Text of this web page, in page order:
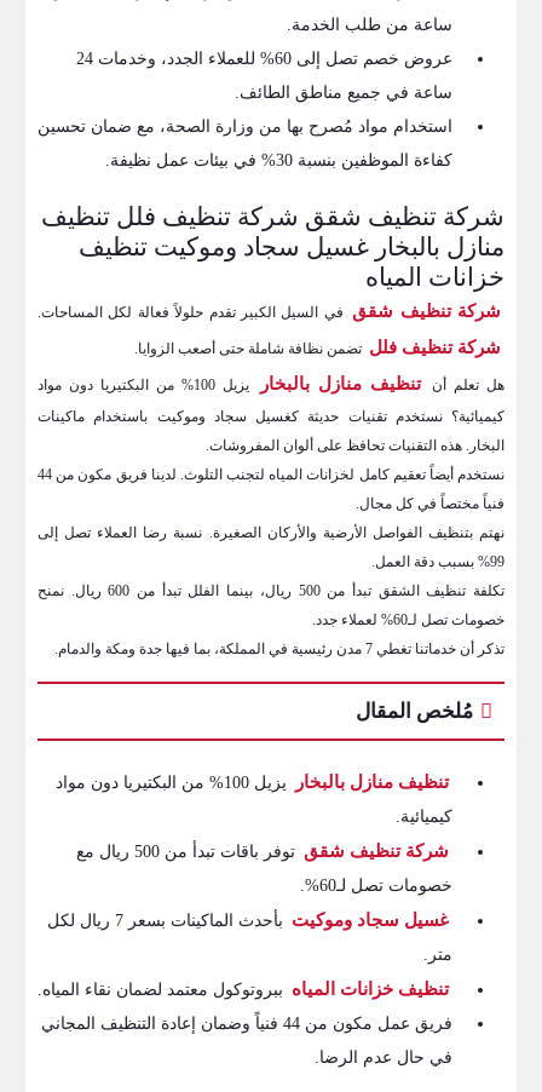
ساعة من طلب الخدمة.
عروض خصم تصل إلى 60% للعملاء الجدد، وخدمات 24
ساعة في جميع مناطق الطائف.
استخدام مواد مُصرح بها من وزارة الصحة، مع ضمان تحسين
كفاءة الموظفين بنسبة 30% في بيئات عمل نظيفة.
شركة تنظيف شقق شركة تنظيف فلل تنظيف
منازل بالبخار غسيل سجاد وموكيت تنظيف
خزانات المياه
شركة تنظيف شقق في السيل الكبير تقدم حلولاً فعالة لكل المساحات.
شركة تنظيف فلل تضمن نظافة شاملة حتى أصعب الزوايا.
هل تعلم أن تنظيف منازل بالبخار
يزيل 100% من البكتيريا دون مواد
كيميائية؟ نستخدم تقنيات حديثة كغسيل سجاد وموكيت باستخدام ماكينات
البخار. هذه التقنيات تحافظ على ألوان المفروشات.
نستخدم أيضاً تعقيم كامل لخزانات المياه لتجنب التلوث. لدينا فريق مكون من 44
فنياً مختصاً في كل مجال.
نهتم بتنظيف الفواصل الأرضية والأركان الصغيرة. نسبة رضا العملاء تصل إلى
99% بسبب دقة العمل.
تكلفة تنظيف الشقق تبدأ من 500 ريال، بينما الفلل تبدأ من 600 ريال. نمنح
خصومات تصل لـ60% لعملاء جدد.
تذكر أن خدماتنا تغطي 7 مدن رئيسية في المملكة، بما فيها جدة ومكة والدمام.
مُلخص المقال
تنظيف منازل بالبخار
يزيل 100% من البكتيريا دون مواد
كيميائية.
شركة تنظيف شقق
توفر باقات تبدأ من 500 ريال مع
خصومات تصل لـ60%.
غسيل سجاد وموكيت
بأحدث الماكينات بسعر 7 ريال لكل
متر.
تنظيف خزانات المياه ببروتوكول معتمد لضمان نقاء المياه.
فريق عمل مكون من 44 فنياً وضمان إعادة التنظيف المجاني
في حال عدم الرضا.